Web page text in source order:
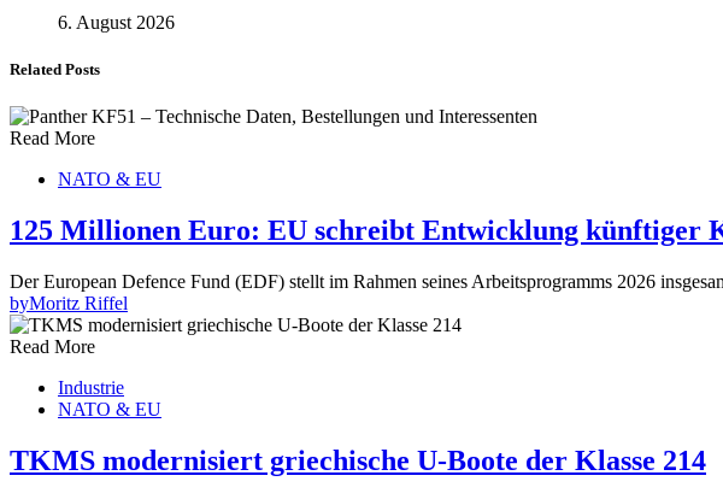
6. August 2026
Related Posts
Read More
NATO & EU
125 Millionen Euro: EU schreibt Entwicklung künftiger
Der European Defence Fund (EDF) stellt im Rahmen seines Arbeitsprogramms 2026
byMoritz Riffel
Read More
Industrie
NATO & EU
TKMS modernisiert griechische U-Boote der Klasse 214